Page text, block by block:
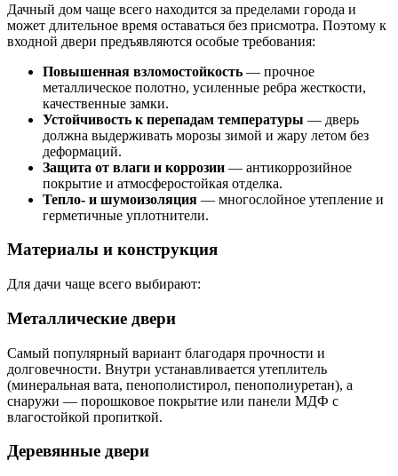
Дачный дом чаще всего находится за пределами города и
может длительное время оставаться без присмотра. Поэтому к
входной двери предъявляются особые требования:
Повышенная взломостойкость — прочное
металлическое полотно, усиленные ребра жесткости,
качественные замки.
Устойчивость к перепадам температуры — дверь
должна выдерживать морозы зимой и жару летом без
деформаций.
Защита от влаги и коррозии — антикоррозийное
покрытие и атмосферостойкая отделка.
Тепло- и шумоизоляция — многослойное утепление и
герметичные уплотнители.
Материалы и конструкция
Для дачи чаще всего выбирают:
Металлические двери
Самый популярный вариант благодаря прочности и
долговечности. Внутри устанавливается утеплитель
(минеральная вата, пенополистирол, пенополиуретан), а
снаружи — порошковое покрытие или панели МДФ с
влагостойкой пропиткой.
Деревянные двери